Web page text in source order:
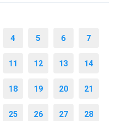
4 5 6 7
11 12 13 14
18 19 20 21
25 26 27 28